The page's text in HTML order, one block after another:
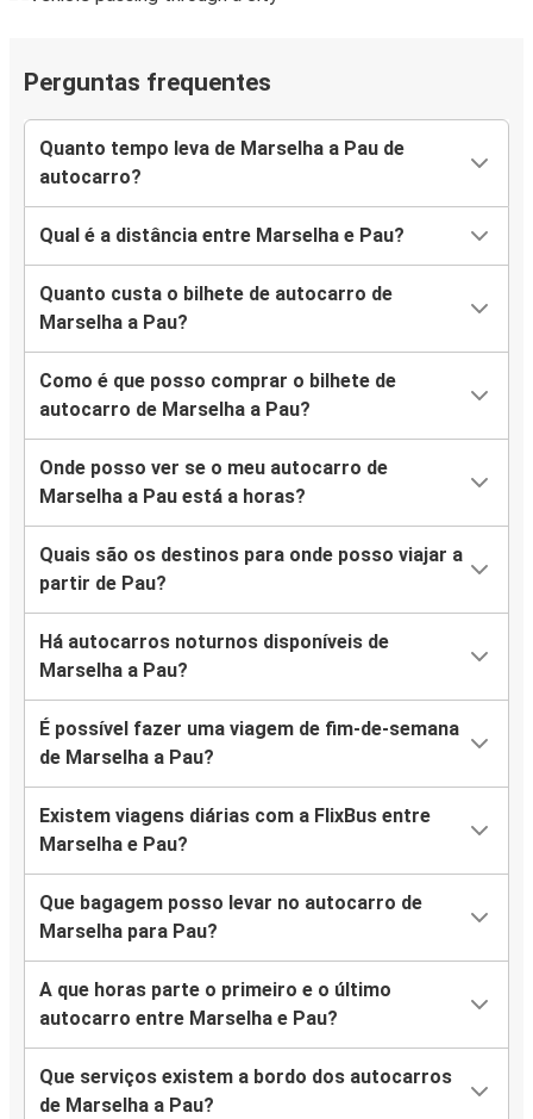
Perguntas frequentes
Quanto tempo leva de Marselha a Pau de
autocarro?
Qual é a distância entre Marselha e Pau?
Quanto custa o bilhete de autocarro de
Marselha a Pau?
Como é que posso comprar o bilhete de
autocarro de Marselha a Pau?
Onde posso ver se o meu autocarro de
Marselha a Pau está a horas?
Quais são os destinos para onde posso viajar a
partir de Pau?
Há autocarros noturnos disponíveis de
Marselha a Pau?
É possível fazer uma viagem de fim-de-semana
de Marselha a Pau?
Existem viagens diárias com a FlixBus entre
Marselha e Pau?
Que bagagem posso levar no autocarro de
Marselha para Pau?
A que horas parte o primeiro e o último
autocarro entre Marselha e Pau?
Que serviços existem a bordo dos autocarros
de Marselha a Pau?